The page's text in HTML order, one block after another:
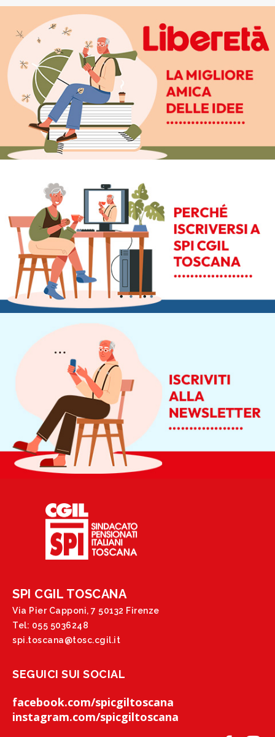
SPI CGIL TOSCANA
Via Pier Capponi, 7 50132 Firenze
Tel: 055 5036248
spi.toscana@tosc.cgil.it
SEGUICI SUI SOCIAL
facebook.com/spicgiltoscana
instagram.com/spicgiltoscana